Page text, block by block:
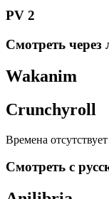
PV 2
Смотреть
Wakanim
Crunchyroll
Времена отсутствует
Смотреть с